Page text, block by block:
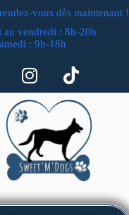
vous dès maintenant !
au vendredi : 8h-20h
: 9h-18h